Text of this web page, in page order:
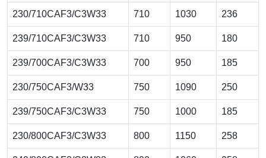
230/710CAF3/C3W33 710 1030 236
239/710CAF3/C3W33 710 950 180
239/700CAF3/C3W33 700 950 185
230/750CAF3/W33 750 1090 250
239/750CAF3/C3W33 750 1000 185
230/800CAF3/C3W33 800 1150 258